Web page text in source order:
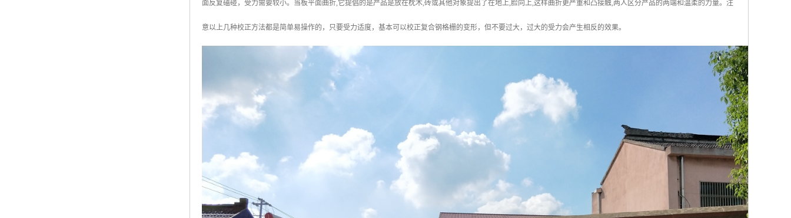
面反复磕碰，受力需要较小。当板平面曲折,它提倡的是产品是放在枕木,砖或其他对象提出了在地上,脸向上,这样曲折更严重和凸接触,两人区分产品的两端和温柔的力量。注
意以上几种校正方法都是简单易操作的，只要受力适度，基本可以校正复合钢格栅的变形，但不要过大，过大的受力会产生相反的效果。